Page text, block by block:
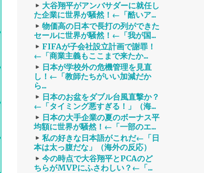
大谷翔平がアンバサダーに就任し
た企業に世界が騒然！←「酷いア...
物価高の日本で長打の列ができた
セールに世界が騒然！←「我が国...
FIFAが子会社設立計画で謝罪！
←「商業主義もここまで来たか...
日本が学校外の危機管理を見直
し！←「教師たちがいい加減だか
ら...
日本のお盆をダブル台風直撃か？
←「タイミング悪すぎる！」（海...
日本の大手企業の夏のボーナス平
均額に世界が騒然！←「一部のエ...
私の好きな日本語がこれだ←「日
本は太っ腹だな」（海外の反応）
今の時点で大谷翔平とPCAのど
ちらがMVPにふさわしい？←「...